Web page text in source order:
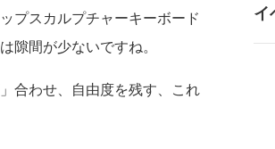
プスカルプチャーキーボード
隙間が少ないですね。
合わせ、自由度を残す、これ
イ